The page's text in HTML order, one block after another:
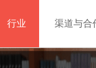
行业 渠道与合